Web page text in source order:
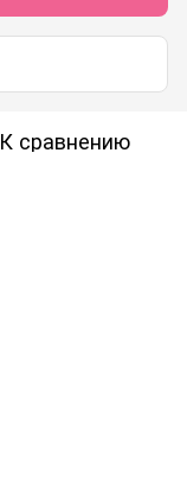
К сравнению